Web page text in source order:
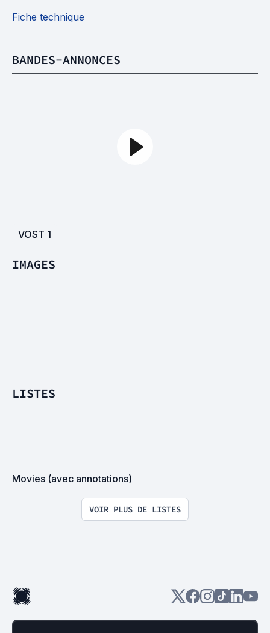
Fiche technique
BANDES-ANNONCES
VOST 1
IMAGES
LISTES
Movies (avec annotations)
VOIR PLUS DE LISTES